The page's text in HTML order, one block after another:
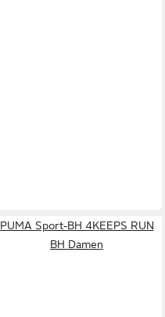
PUMA Sport-BH 4KEEPS RUN
BH Damen